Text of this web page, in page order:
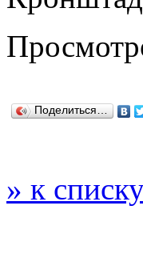
Поделиться…
» к